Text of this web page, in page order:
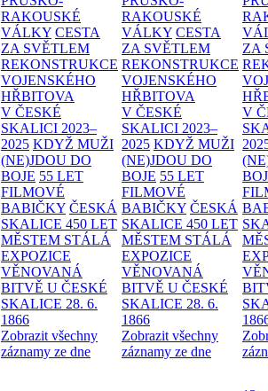
RAKOUSKÉ
VÁLKY CESTA
ZA SVĚTLEM
REKONSTRUKCE
VOJENSKÉHO
HŘBITOVA
V ČESKÉ
SKALICI 2023–
2025 KDYŽ MUŽI
(NE)JDOU DO
BOJE 55 LET
FILMOVÉ
BABIČKY ČESKÁ
SKALICE 450 LET
MĚSTEM STÁLÁ
EXPOZICE
VĚNOVANÁ
BITVĚ U ČESKÉ
SKALICE 28. 6.
1866
Zobrazit všechny
záznamy ze dne
RAKOUSKÉ
VÁLKY CESTA
ZA SVĚTLEM
REKONSTRUKCE
VOJENSKÉHO
HŘBITOVA
V ČESKÉ
SKALICI 2023–
2025 KDYŽ MUŽI
(NE)JDOU DO
BOJE 55 LET
FILMOVÉ
BABIČKY ČESKÁ
SKALICE 450 LET
MĚSTEM STÁLÁ
EXPOZICE
VĚNOVANÁ
BITVĚ U ČESKÉ
SKALICE 28. 6.
1866
Zobrazit všechny
záznamy ze dne
ZA
V